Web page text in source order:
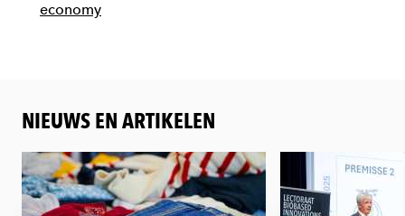
economy
NIEUWS EN ARTIKELEN